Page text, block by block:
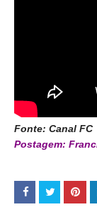
Fonte: Canal FC
Postagem: